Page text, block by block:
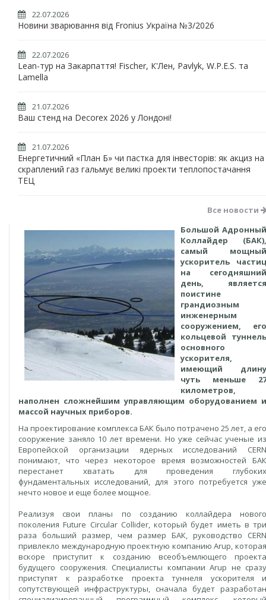
22.07.2026
Новини зварювання від Fronius Україна №3/2026
22.07.2026
Lean-тур на Закарпаття! Fischer, К'Лен, Pavlyk, W.P.E.S. та
Lamella
21.07.2026
Ваш стенд на Decorex 2026 у Лондоні!
21.07.2026
Енергетичний «План Б» чи пастка для інвесторів: як акциз на
скраплений газ гальмує великі проекти теплопостачання
ТЕЦ
Все новости
Большой Адронный
Коллайдер (БАК),
самый мощный
ускоритель частиц
на сегодняшний
день, является
поистине
грандиозным
инженерным
сооружением, его
кольцевой туннель
основного
ускорителя,
имеющий длину
чуть меньше 27
километров,
наполнен сложнейшим управляющим оборудованием и
массой научных приборов.
На проектирование комплекса БАК было потрачено 25 лет, а его
сооружение заняло 10 лет времени. Но уже сейчас ученые из
Европейской организации ядерных исследований CERN
понимают, что через некоторое время возможностей БАК
перестанет хватать для проведения глубоких
фундаментальных исследований, для этого потребуется уже
нечто новое и еще более мощное.
Реализуя свои планы по созданию коллайдера нового
поколения Future Circular Collider, который будет иметь в три
раза больший размер, чем размер БАК, руководство CERN
привлекло международную проектную компанию Arup, которая
вскоре приступит к созданию всеобъемлющего проекта
будущего сооружения. Специалисты компании Arup не сразу
приступят к разработке проекта туннеля ускорителя и
сопутствующей инфраструктуры, сначала будет разработан